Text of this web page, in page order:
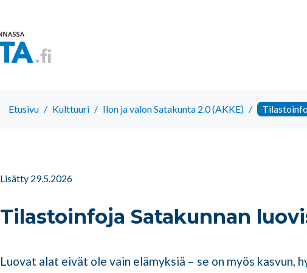
Etusivu / Kulttuuri / Ilon ja valon Satakunta 2.0 (AKKE) /
Lisätty 29.5.2026
Tilastoinfoja Satakunnan
Luovat alat eivät ole vain elämyksiä – se on myös kasvun,